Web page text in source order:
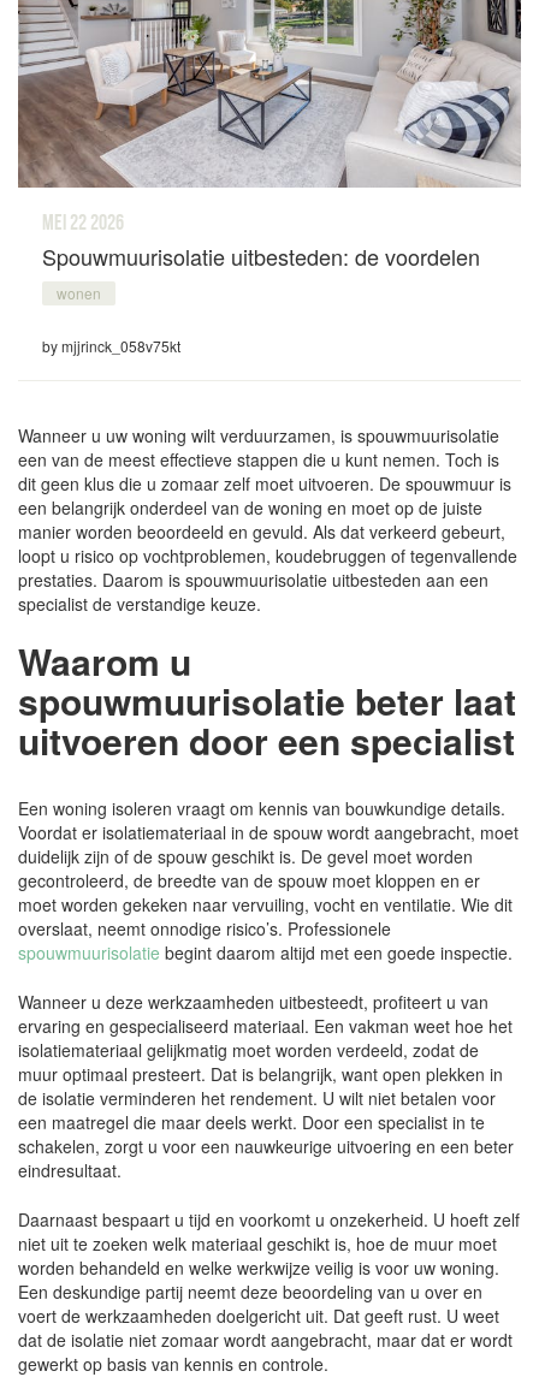
mei 22 2026
Spouwmuurisolatie uitbesteden: de voordelen
wonen
by mjjrinck_058v75kt
Wanneer u uw woning wilt verduurzamen, is spouwmuurisolatie
een van de meest effectieve stappen die u kunt nemen. Toch is
dit geen klus die u zomaar zelf moet uitvoeren. De spouwmuur is
een belangrijk onderdeel van de woning en moet op de juiste
manier worden beoordeeld en gevuld. Als dat verkeerd gebeurt,
loopt u risico op vochtproblemen, koudebruggen of tegenvallende
prestaties. Daarom is spouwmuurisolatie uitbesteden aan een
specialist de verstandige keuze.
Waarom u
spouwmuurisolatie beter laat
uitvoeren door een specialist
Een woning isoleren vraagt om kennis van bouwkundige details.
Voordat er isolatiemateriaal in de spouw wordt aangebracht, moet
duidelijk zijn of de spouw geschikt is. De gevel moet worden
gecontroleerd, de breedte van de spouw moet kloppen en er
moet worden gekeken naar vervuiling, vocht en ventilatie. Wie dit
overslaat, neemt onnodige risico’s. Professionele
spouwmuurisolatie begint daarom altijd met een goede inspectie.
Wanneer u deze werkzaamheden uitbesteedt, profiteert u van
ervaring en gespecialiseerd materiaal. Een vakman weet hoe het
isolatiemateriaal gelijkmatig moet worden verdeeld, zodat de
muur optimaal presteert. Dat is belangrijk, want open plekken in
de isolatie verminderen het rendement. U wilt niet betalen voor
een maatregel die maar deels werkt. Door een specialist in te
schakelen, zorgt u voor een nauwkeurige uitvoering en een beter
eindresultaat.
Daarnaast bespaart u tijd en voorkomt u onzekerheid. U hoeft zelf
niet uit te zoeken welk materiaal geschikt is, hoe de muur moet
worden behandeld en welke werkwijze veilig is voor uw woning.
Een deskundige partij neemt deze beoordeling van u over en
voert de werkzaamheden doelgericht uit. Dat geeft rust. U weet
dat de isolatie niet zomaar wordt aangebracht, maar dat er wordt
gewerkt op basis van kennis en controle.